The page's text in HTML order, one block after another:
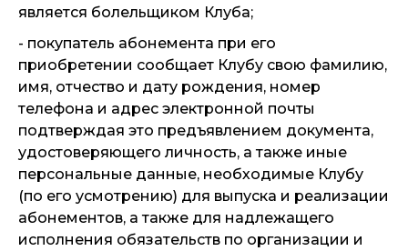
является болельщиком Клуба;
- покупатель абонемента при его
приобретении сообщает Клубу свою фамилию,
имя, отчество и дату рождения, номер
телефона и адрес электронной почты
подтверждая это предъявлением документа,
удостоверяющего личность, а также иные
персональные данные, необходимые Клубу
(по его усмотрению) для выпуска и реализации
абонементов, а также для надлежащего
исполнения обязательств по организации и